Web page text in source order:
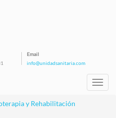
Email
info@unidadsanitaria.com
y Rehabilitación